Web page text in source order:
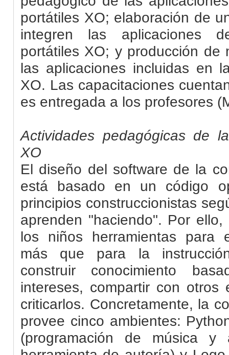
portátiles XO; elaboración de
integren las aplicaciones
portátiles XO; y producción de
las aplicaciones incluidas en
XO. Las capacitaciones
es entregada a los profesores
Actividades pedagógicas de
XO
El diseño del software de la
está basado en un código
principios construccionistas
aprenden "haciendo". Por
los niños herramientas para
más que para la
construir conocimiento
intereses, compartir con otros
criticarlos. Concretamente, la
provee cinco ambientes:
(programación de música y